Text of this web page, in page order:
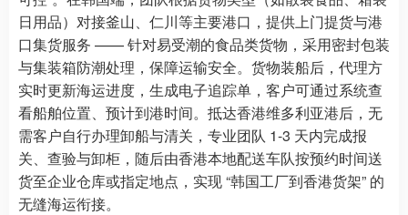
日用品）对接釜山、仁川等主要港口，提供上门提货与港
口集货服务 —— 针对易受潮的食品类货物，采用密封包装
与集装箱防潮处理，保障运输安全。货物装船后，代理方
实时更新海运进度，生成电子追踪单，客户可通过系统查
看船舶位置、预计到港时间。抵达香港维多利亚港后，无
需客户自行办理卸船与清关，专业团队 1-3 天内完成报
关、查验与卸柜，随后由香港本地配送车队按预约时间送
货至企业仓库或指定地点，实现 “韩国工厂到香港货架” 的
无缝海运衔接。